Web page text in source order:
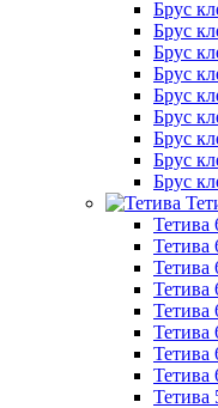
Брус
Брус
Брус
Брус
Брус
Брус
Брус
Брус
Брус
Тетива
Тетива
Тетива
Тетива
Тетива
Тетива
Тетива
Тетива
Тетива